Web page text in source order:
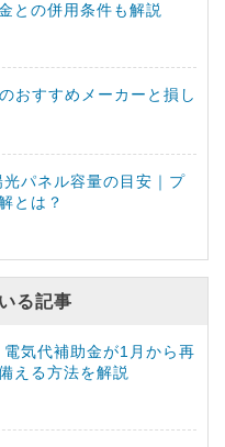
との併用条件も解説
おすすめメーカーと損し
光パネル容量の目安｜プ
とは？
る記事
電気代補助金が1月から再
える方法を解説